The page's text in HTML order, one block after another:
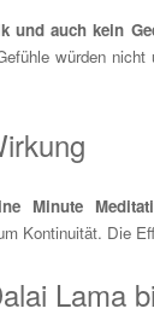
und auch kein
würden
Minute
Kontinuität. Die
Lama